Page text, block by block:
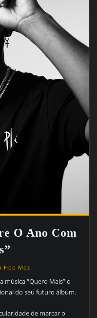
O Ano Com
Hop Moz
música “Quero Mais” o
do seu futuro álbum.
de marcar o